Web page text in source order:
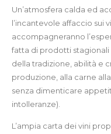
Un’atmosfera calda ed
l’incantevole affaccio sui
accompagneranno
fatta di prodotti
della tradizione, abilità e
produzione, alla carne
senza dimenticare
intolleranze).
L’ampia carta dei vini